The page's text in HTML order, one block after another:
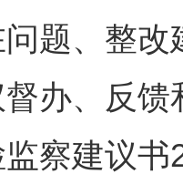
题、整
办、反
察建议